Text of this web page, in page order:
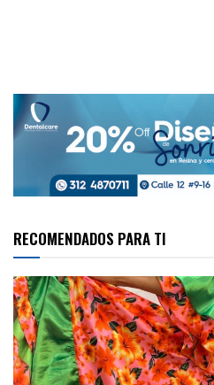
RECOMENDADOS PARA TI